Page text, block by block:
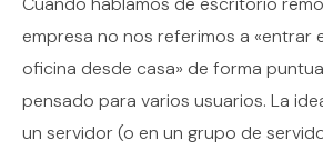
empresa no nos referimos a «entrar
oficina desde casa» de forma
pensado para varios usuarios. La
un servidor (o en un grupo de